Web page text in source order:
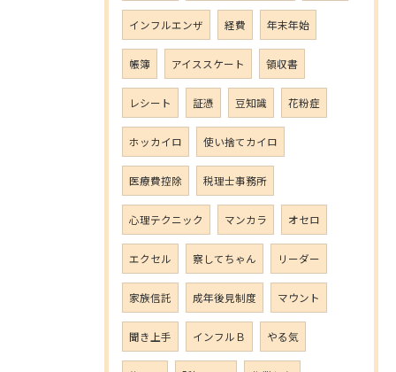
インフルエンザ 経費 年末年始
帳簿 アイススケート 領収書
レシート 証憑 豆知識 花粉症
ホッカイロ 使い捨てカイロ
医療費控除 税理士事務所
心理テクニック マンカラ オセロ
エクセル 察してちゃん リーダー
家族信託 成年後見制度 マウント
聞き上手 インフルＢ やる気